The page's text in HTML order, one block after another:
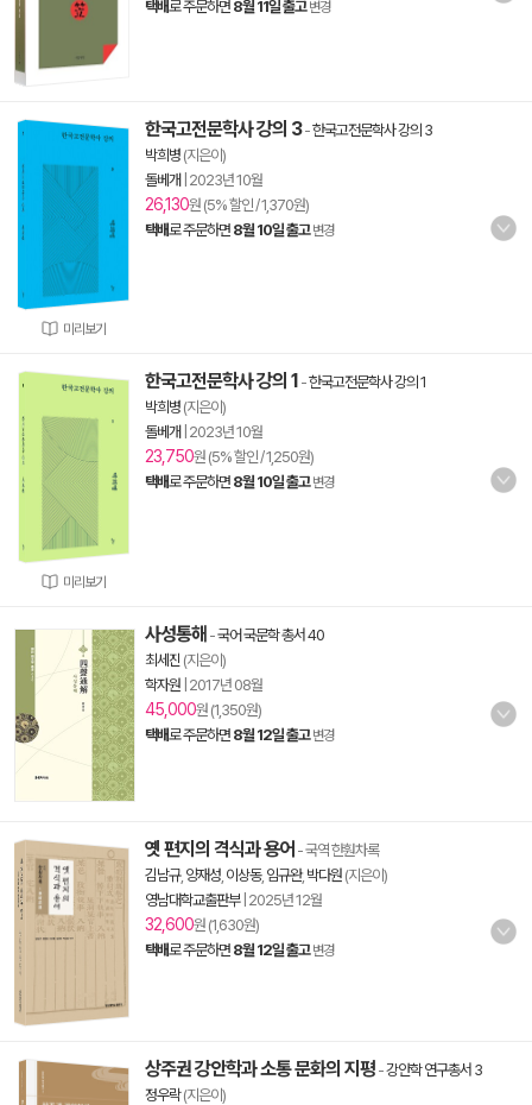
택배로 주문하면 8월 11일 출고 변경
미리보기
한국고전문학사 강의 3-한국고전문학사 강의 3
박희병 (지은이)
돌베개 2023년 10월
26,130원 (5% 할인 / 1,370원)
택배로 주문하면 8월 10일 출고 변경
미리보기
한국고전문학사 강의 1 -한국고전문학사 강의 1
박희병 (지은이)
돌베개 2023년 10월
23,750원 (5% 할인 / 1,250원)
택배로 주문하면 8월 10일 출고 변경
사성통해 -국어 국문학 총서 40
최세진 (지은이)
학자원 2017년 08월
45,000원 (1,350원)
택배로 주문하면 8월 12일 출고 변경
옛 편지의 격식과 용어 - 국역 한훤차록
김남규, 양재성 이상동, 임규완, 박다원 (지은이)
영남대학교출판부| 2025년 12월
32,600원 (1,630원)
택배로 주문하면 8월 12일 출고 변경
상주권 강안학과 소통 문화의 지평 -강안학 연구총서 3
정우락(지은이)